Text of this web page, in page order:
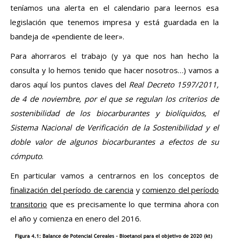
teníamos una alerta en el calendario para leernos esa
legislación que tenemos impresa y está guardada en la
bandeja de «pendiente de leer».
Para ahorraros el trabajo (y ya que nos han hecho la
consulta y lo hemos tenido que hacer nosotros…) vamos a
daros aquí los puntos claves del Real Decreto 1597/2011,
de 4 de noviembre, por el que se regulan los criterios de
sostenibilidad de los biocarburantes y biolíquidos, el
Sistema Nacional de Verificación de la Sostenibilidad y el
doble valor de algunos biocarburantes a efectos de su
cómputo.
En particular vamos a centrarnos en los conceptos de
finalización del período de carencia y comienzo del período
transitorio que es precisamente lo que termina ahora con
el año y comienza en enero del 2016.